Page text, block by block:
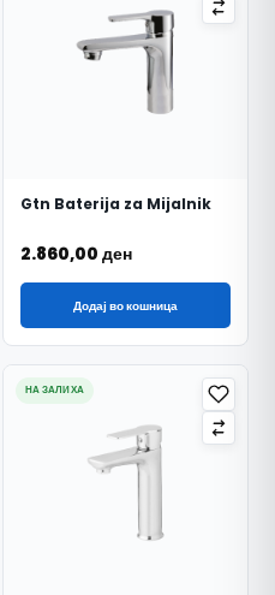
Gtn Baterija za Mijalnik
2.860,00 ден
Додај во кошница
НА ЗАЛИХА